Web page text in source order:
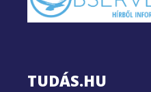
TUDÁS.HU